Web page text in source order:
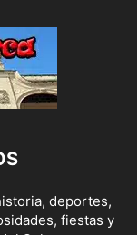
deportes,
fiestas y